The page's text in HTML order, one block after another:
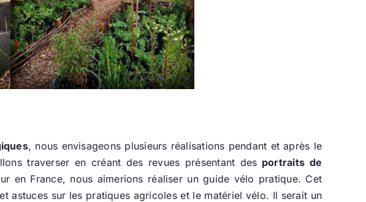
, nous envisageons plusieurs réalisations pendant et après le
traverser en créant des revues présentant des portraits de
en France, nous aimerions réaliser un guide vélo pratique. Cet
astuces sur les pratiques agricoles et le matériel vélo. Il serait un